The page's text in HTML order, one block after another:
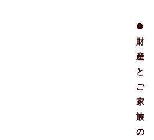
●
財
産
と
ご
家
族
の